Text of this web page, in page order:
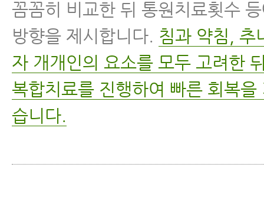
꼼꼼히 비교한 뒤 통원치료횟수
방향을 제시합니다. 침과 약침, 추
자 개개인의 요소를 모두 고려한
복합치료를 진행하여 빠른 회복을
습니다.